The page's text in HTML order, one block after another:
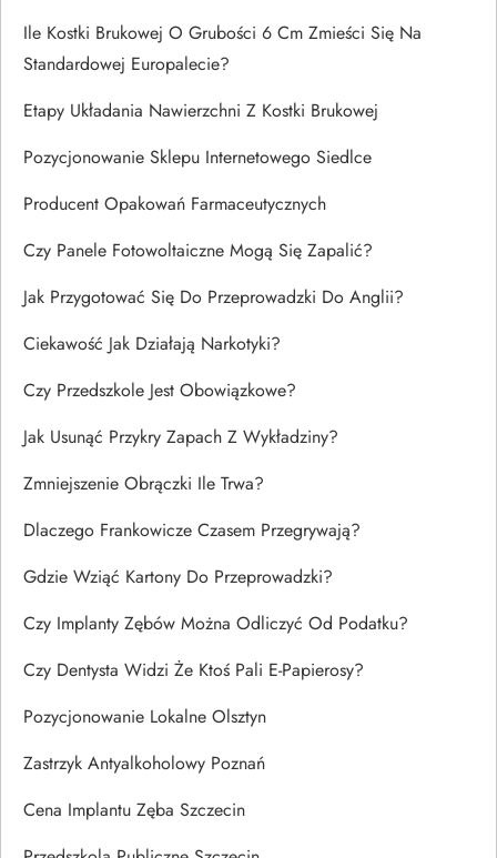
Ile Kostki Brukowej O Grubości 6 Cm Zmieści Się Na
Standardowej Europalecie?
Etapy Układania Nawierzchni Z Kostki Brukowej
Pozycjonowanie Sklepu Internetowego Siedlce
Producent Opakowań Farmaceutycznych
Czy Panele Fotowoltaiczne Mogą Się Zapalić?
Jak Przygotować Się Do Przeprowadzki Do Anglii?
Ciekawość Jak Działają Narkotyki?
Czy Przedszkole Jest Obowiązkowe?
Jak Usunąć Przykry Zapach Z Wykładziny?
Zmniejszenie Obrączki Ile Trwa?
Dlaczego Frankowicze Czasem Przegrywają?
Gdzie Wziąć Kartony Do Przeprowadzki?
Czy Implanty Zębów Można Odliczyć Od Podatku?
Czy Dentysta Widzi Że Ktoś Pali E-Papierosy?
Pozycjonowanie Lokalne Olsztyn
Zastrzyk Antyalkoholowy Poznań
Cena Implantu Zęba Szczecin